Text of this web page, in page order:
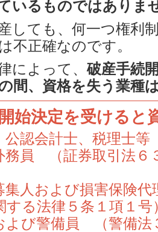
いるものではありま
しても、何一つ権利
不正確なのです。
によって、破産手続
間、資格を失う業種
始決定を受けると
認会計士、税理士等
務員 （証券取引法６
集人および損害保険
する法律５条１項１号
よび警備員 （警備法